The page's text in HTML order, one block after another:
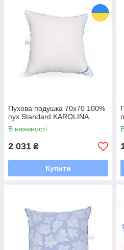
Пухова подушка 70x70 100%
пух Standard KAROLINA
В наявності
2 031 ₴
Купити